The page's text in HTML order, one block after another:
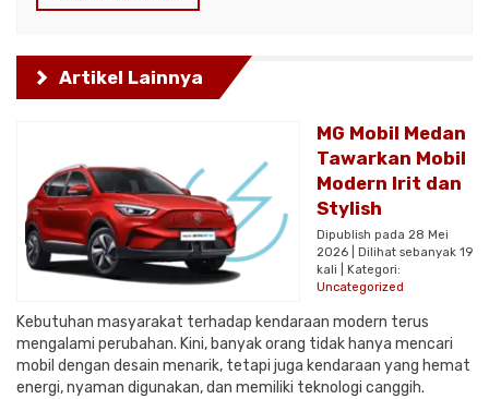
Artikel Lainnya
MG Mobil Medan
Tawarkan Mobil
Modern Irit dan
Stylish
Dipublish pada 28 Mei
2026 | Dilihat sebanyak 19
kali | Kategori:
Uncategorized
Kebutuhan masyarakat terhadap kendaraan modern terus
mengalami perubahan. Kini, banyak orang tidak hanya mencari
mobil dengan desain menarik, tetapi juga kendaraan yang hemat
energi, nyaman digunakan, dan memiliki teknologi canggih.